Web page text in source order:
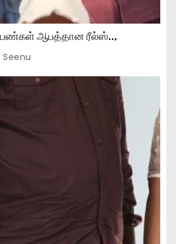
ஆபத்தான ரீல்ஸ்..,
Seenu